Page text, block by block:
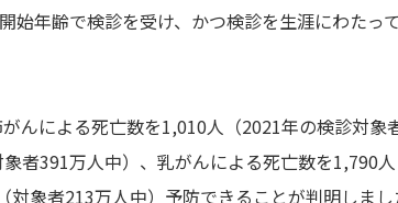
始年齢で検診を受け、かつ検診を生涯にわたっ
んによる死亡数を1,010人（2021年の検診対象
者391万人中）、乳がんによる死亡数を1,790人
象者213万人中）予防できることが判明しまし